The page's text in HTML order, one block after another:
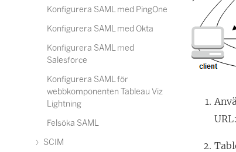
Konfigurera SAML med PingOne
Konfigurera SAML med Okta
Konfigurera SAML med
Salesforce
Konfigurera SAML för
webbkomponenten Tableau Viz
Lightning
Felsöka SAML
SCIM